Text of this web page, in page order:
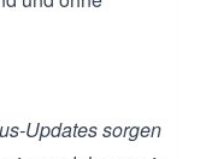
Updates sorgen